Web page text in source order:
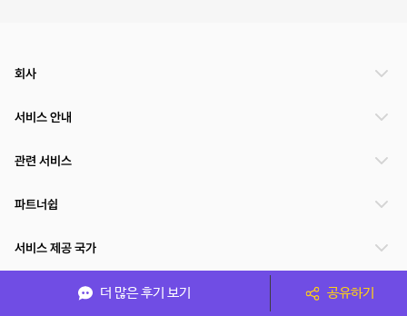
더 많은 후기 보기 공유하기
회사
서비스 안내
관련 서비스
파트너쉽
서비스 제공 국가